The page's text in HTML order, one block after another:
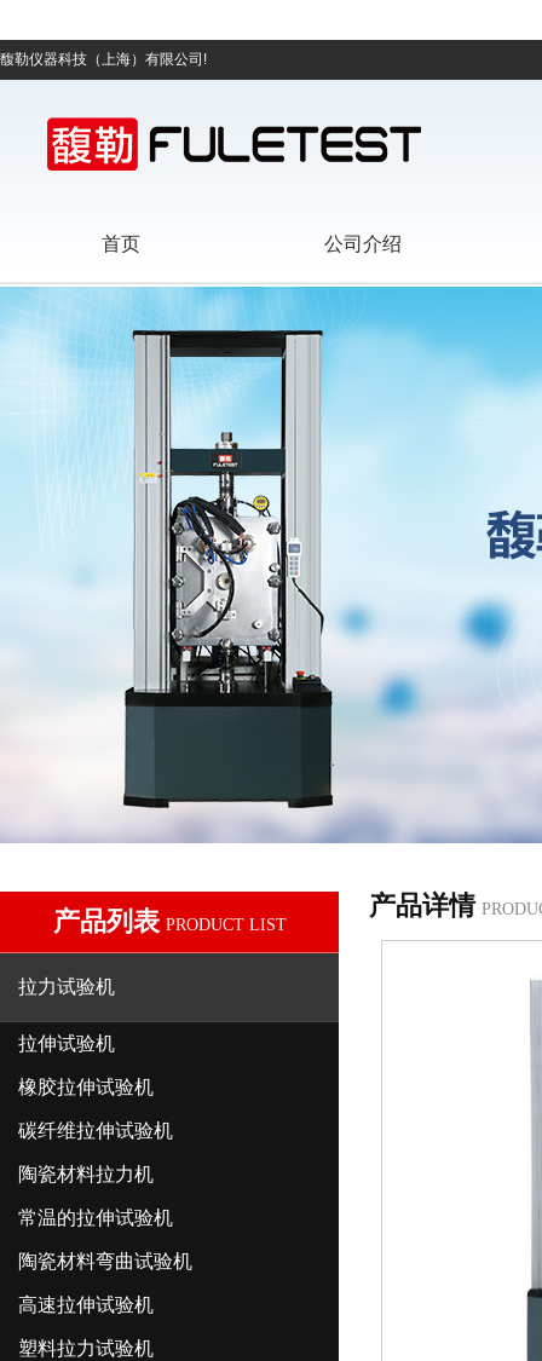
馥勒仪器科技（上海）有限公司!
首页 公司介绍
产品列表 PRODUCT LIST
拉力试验机
拉伸试验机
橡胶拉伸试验机
碳纤维拉伸试验机
陶瓷材料拉力机
常温的拉伸试验机
陶瓷材料弯曲试验机
高速拉伸试验机
塑料拉力试验机
产品详情